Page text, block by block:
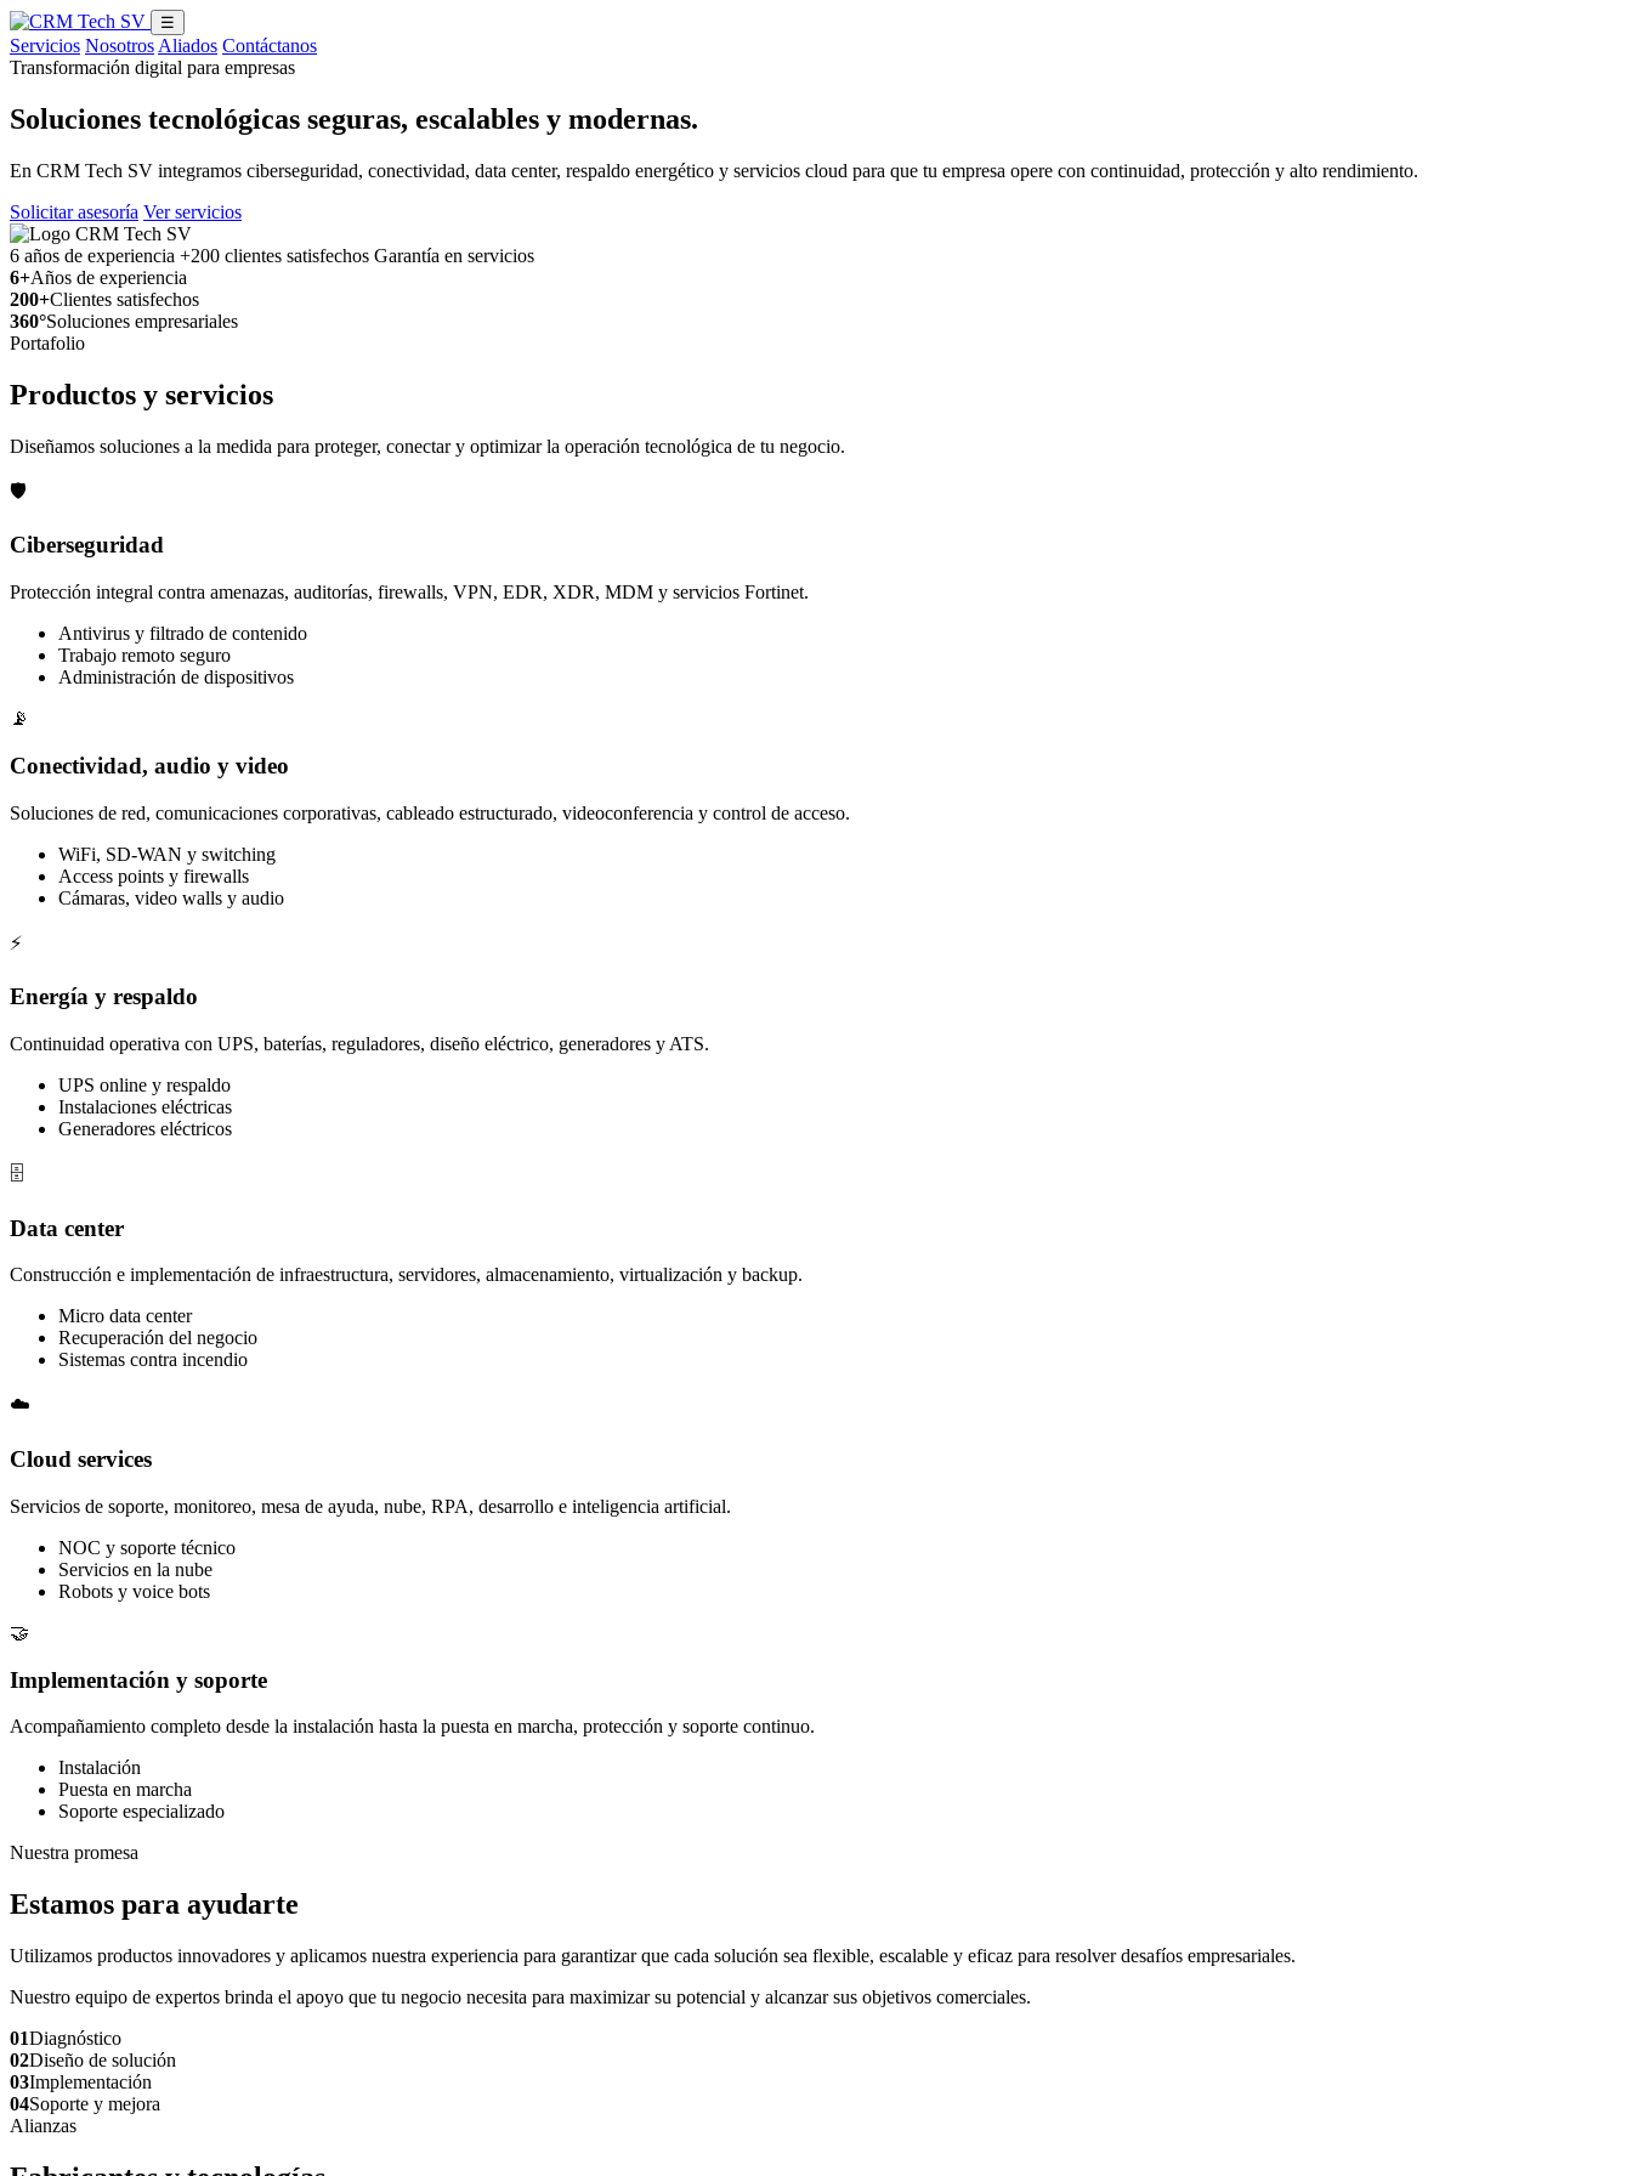
☰
Servicios Nosotros Aliados Contáctanos
Transformación digital para empresas
Soluciones tecnológicas seguras, escalables y modernas.
En CRM Tech SV integramos ciberseguridad, conectividad, data center, respaldo energético y servicios cloud para que tu empresa opere con continuidad, protección y alto rendimiento.
Solicitar asesoría Ver servicios
6 años de experiencia +200 clientes satisfechos Garantía en servicios
6+Años de experiencia
200+Clientes satisfechos
360°Soluciones empresariales
Portafolio
Productos y servicios
Diseñamos soluciones a la medida para proteger, conectar y optimizar la operación tecnológica de tu negocio.
🛡️
Ciberseguridad
Protección integral contra amenazas, auditorías, firewalls, VPN, EDR, XDR, MDM y servicios Fortinet.
Antivirus y filtrado de contenido
Trabajo remoto seguro
Administración de dispositivos
📡
Conectividad, audio y video
Soluciones de red, comunicaciones corporativas, cableado estructurado, videoconferencia y control de acceso.
WiFi, SD-WAN y switching
Access points y firewalls
Cámaras, video walls y audio
⚡
Energía y respaldo
Continuidad operativa con UPS, baterías, reguladores, diseño eléctrico, generadores y ATS.
UPS online y respaldo
Instalaciones eléctricas
Generadores eléctricos
🗄️
Data center
Construcción e implementación de infraestructura, servidores, almacenamiento, virtualización y backup.
Micro data center
Recuperación del negocio
Sistemas contra incendio
☁️
Cloud services
Servicios de soporte, monitoreo, mesa de ayuda, nube, RPA, desarrollo e inteligencia artificial.
NOC y soporte técnico
Servicios en la nube
Robots y voice bots
🤝
Implementación y soporte
Acompañamiento completo desde la instalación hasta la puesta en marcha, protección y soporte continuo.
Instalación
Puesta en marcha
Soporte especializado
Nuestra promesa
Estamos para ayudarte
Utilizamos productos innovadores y aplicamos nuestra experiencia para garantizar que cada solución sea flexible, escalable y eficaz para resolver desafíos empresariales.
Nuestro equipo de expertos brinda el apoyo que tu negocio necesita para maximizar su potencial y alcanzar sus objetivos comerciales.
01Diagnóstico
02Diseño de solución
03Implementación
04Soporte y mejora
Alianzas